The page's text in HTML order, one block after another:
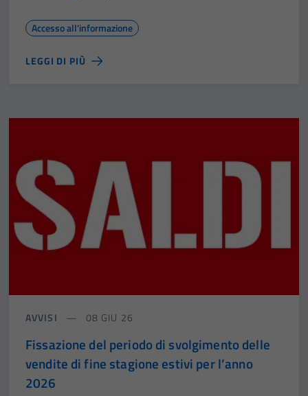
Accesso all'informazione
LEGGI DI PIÙ
AVVISI 08 GIU 26
Fissazione del periodo di svolgimento delle
vendite di fine stagione estivi per l’anno
2026